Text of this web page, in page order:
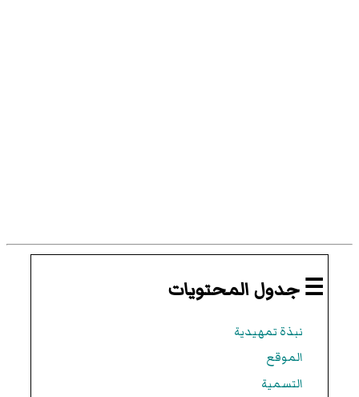
☰ جدول المحتويات
نبذة تمهيدية
الموقع
التسمية